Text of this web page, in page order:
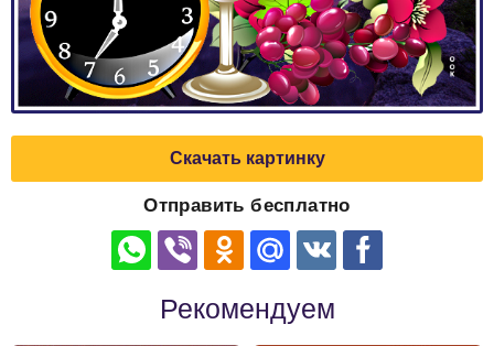
Скачать картинку
Отправить бесплатно
Рекомендуем